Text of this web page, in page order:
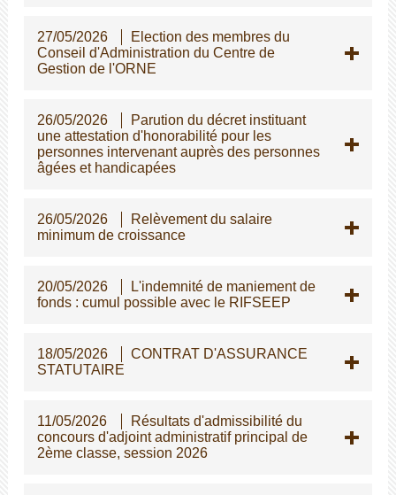
27/05/2026
Election des membres du
Conseil d'Administration du Centre de
Gestion de l'ORNE
26/05/2026
Parution du décret instituant
une attestation d'honorabilité pour les
personnes intervenant auprès des personnes
gées et handicapées
26/05/2026
Relèvement du salaire
minimum de croissance
20/05/2026
L'indemnité de maniement de
fonds : cumul possible avec le RIFSEEP
18/05/2026
CONTRAT D'ASSURANCE
STATUTAIRE
11/05/2026
Résultats d'admissibilité du
concours d'adjoint administratif principal de
2ème classe, session 2026